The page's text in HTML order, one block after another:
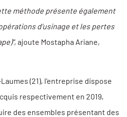
méthode présente également
d’usinage et les pertes
, ajoute Mostapha Ariane,
(21), l'entreprise dispose
respectivement en 2019,
des ensembles présentant des